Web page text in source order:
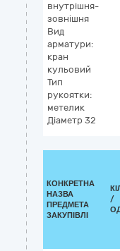
внутрішня-
зовнішня
Вид
арматури:
кран
кульовий
Тип
рукоятки:
метелик
Діаметр 32
КОНКРЕТНА
НАЗВА
ПРЕДМЕТА
ЗАКУПІВЛІ
/